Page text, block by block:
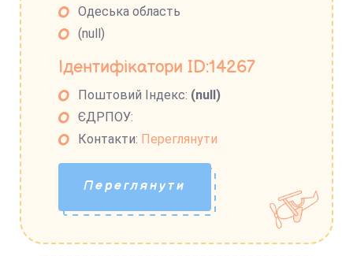
Одеська область
(null)
Ідентифікатори ID:14267
Поштовий Індекс: (null)
ЄДРПОУ:
Контакти: Переглянути
Переглянути